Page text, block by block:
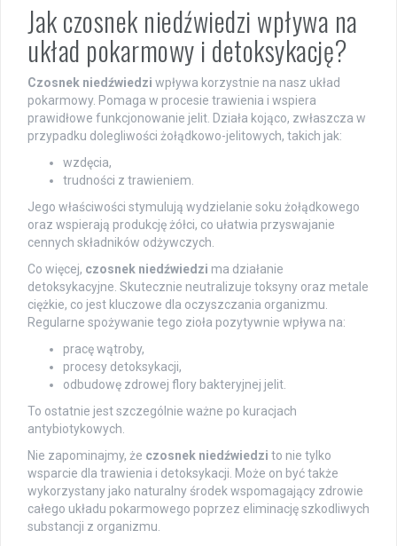
Jak czosnek niedźwiedzi wpływa na
układ pokarmowy i detoksykację?
Czosnek niedźwiedzi wpływa korzystnie na nasz układ
pokarmowy. Pomaga w procesie trawienia i wspiera
prawidłowe funkcjonowanie jelit. Działa kojąco, zwłaszcza w
przypadku dolegliwości żołądkowo-jelitowych, takich jak:
wzdęcia,
trudności z trawieniem.
Jego właściwości stymulują wydzielanie soku żołądkowego
oraz wspierają produkcję żółci, co ułatwia przyswajanie
cennych składników odżywczych.
Co więcej, czosnek niedźwiedzi ma działanie
detoksykacyjne. Skutecznie neutralizuje toksyny oraz metale
ciężkie, co jest kluczowe dla oczyszczania organizmu.
Regularne spożywanie tego zioła pozytywnie wpływa na:
pracę wątroby,
procesy detoksykacji,
odbudowę zdrowej flory bakteryjnej jelit.
To ostatnie jest szczególnie ważne po kuracjach
antybiotykowych.
Nie zapominajmy, że czosnek niedźwiedzi to nie tylko
wsparcie dla trawienia i detoksykacji. Może on być także
wykorzystany jako naturalny środek wspomagający zdrowie
całego układu pokarmowego poprzez eliminację szkodliwych
substancji z organizmu.